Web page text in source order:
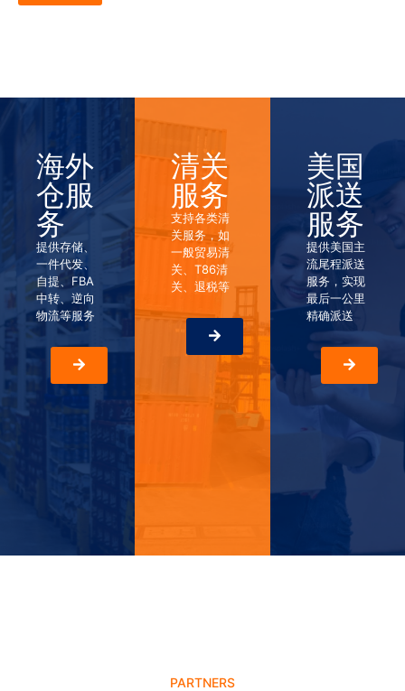
海外
仓服
务
提供存储、
一件代发、
自提、FBA
中转、逆向
物流等服务
清关
服务
支持各类清
关服务，如
一般贸易清
关、T86清
关、退税等
美国
派送
服务
提供美国主
流尾程派送
服务，实现
最后一公里
精确派送
PARTNERS